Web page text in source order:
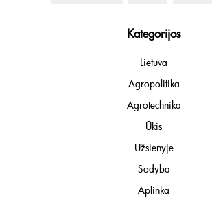
Kategorijos
Lietuva
Agropolitika
Agrotechnika
Ūkis
Užsienyje
Sodyba
Aplinka